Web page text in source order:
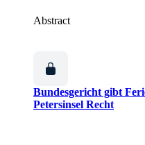
Abstract
Bundesgericht gibt
Petersinsel Recht